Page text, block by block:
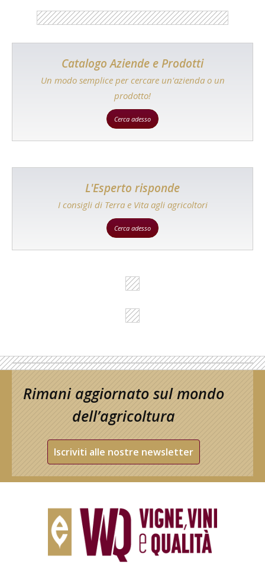
Catalogo Aziende e Prodotti
Un modo semplice per cercare un'azienda o un
prodotto!
Cerca adesso
L'Esperto risponde
I consigli di Terra e Vita agli agricoltori
Cerca adesso
Rimani aggiornato sul mondo
dell’agricoltura
Iscriviti alle nostre newsletter